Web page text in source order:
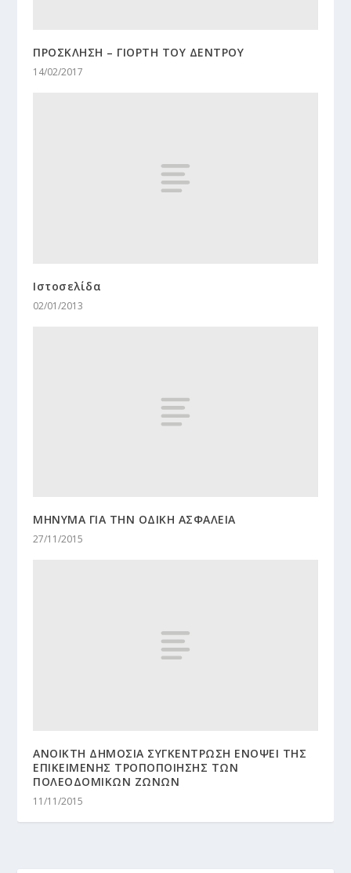
ΠΡΟΣΚΛΗΣΗ – ΓΙΟΡΤΗ ΤΟΥ ΔΕΝΤΡΟΥ
14/02/2017
Ιστοσελίδα
02/01/2013
ΜΗΝΥΜΑ ΓΙΑ ΤΗΝ ΟΔΙΚΗ ΑΣΦΑΛΕΙΑ
27/11/2015
ΑΝΟΙΚΤΗ ΔΗΜΟΣΙΑ ΣΥΓΚΕΝΤΡΩΣΗ ΕΝΟΨΕΙ ΤΗΣ
ΕΠΙΚΕΙΜΕΝΗΣ ΤΡΟΠΟΠΟΙΗΣΗΣ ΤΩΝ
ΠΟΛΕΟΔΟΜΙΚΩΝ ΖΩΝΩΝ
11/11/2015